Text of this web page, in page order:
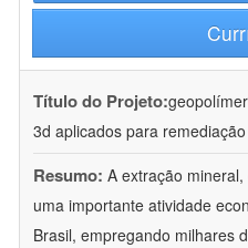
Título do Projeto:
3d aplicados para
Resumo: A extração
uma importante atividade
Brasil, empregando milhares